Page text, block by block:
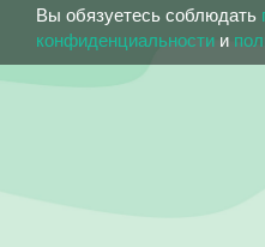
Вы обязуетесь соблюдать
конфиденциальности и